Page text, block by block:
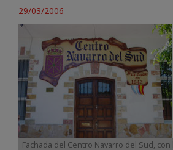
29/03/2006
Fachada del Centro Navarro del Sud,